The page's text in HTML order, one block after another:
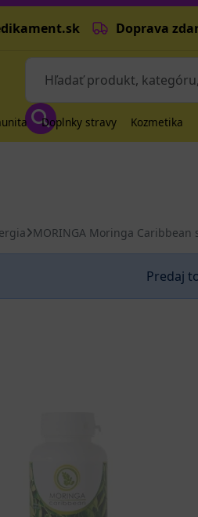
Doprava
Doplnky stravy Kozmetika
MORINGA Moringa Caribbean
Predaj